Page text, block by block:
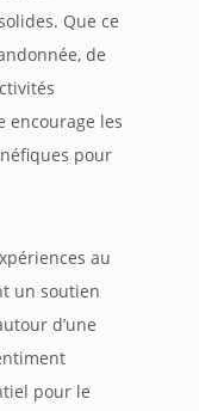
Que ce
de
encourage les
pour
au
un soutien
d’une
pour le